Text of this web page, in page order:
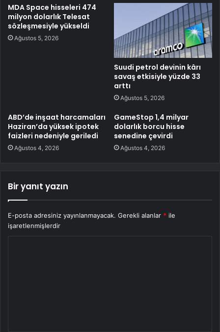
MDA Space hisseleri 474
milyon dolarlık Telesat
sözleşmesiyle yükseldi
Ağustos 5, 2026
Suudi petrol devinin kârı
savaş etkisiyle yüzde 33
arttı
Ağustos 5, 2026
ABD’de inşaat harcamaları
Haziran’da yüksek ipotek
faizleri nedeniyle geriledi
Ağustos 4, 2026
GameStop 1,4 milyar
dolarlık borcu hisse
senedine çevirdi
Ağustos 4, 2026
Bir yanıt yazın
E-posta adresiniz yayınlanmayacak. Gerekli alanlar * ile
işaretlenmişlerdir